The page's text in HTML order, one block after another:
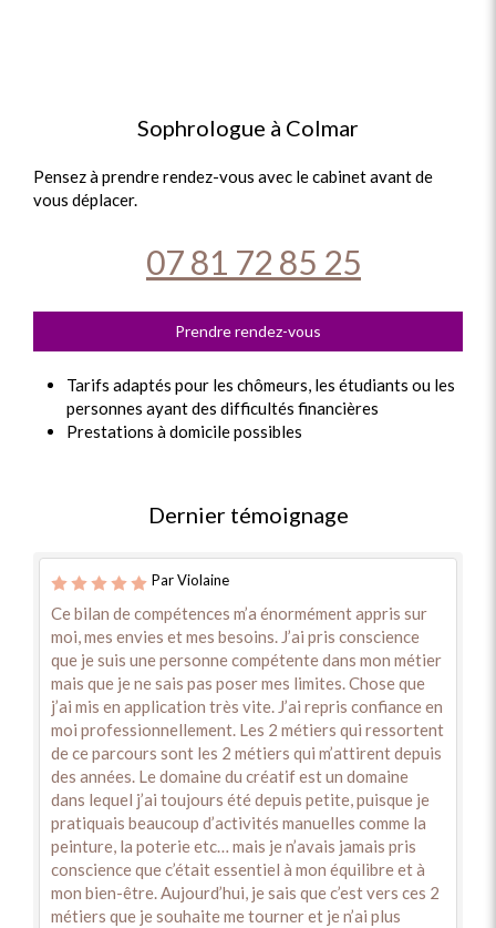
Sophrologue à Colmar
Pensez à prendre rendez-vous avec le cabinet avant de
vous déplacer.
07 81 72 85 25
Prendre rendez-vous
Tarifs adaptés pour les chômeurs, les étudiants ou les
personnes ayant des difficultés financières
Prestations à domicile possibles
Dernier témoignage
Par Violaine
Ce bilan de compétences m’a énormément appris sur
moi, mes envies et mes besoins. J’ai pris conscience
que je suis une personne compétente dans mon métier
mais que je ne sais pas poser mes limites. Chose que
j’ai mis en application très vite. J’ai repris confiance en
moi professionnellement. Les 2 métiers qui ressortent
de ce parcours sont les 2 métiers qui m’attirent depuis
des années. Le domaine du créatif est un domaine
dans lequel j’ai toujours été depuis petite, puisque je
pratiquais beaucoup d’activités manuelles comme la
peinture, la poterie etc… mais je n’avais jamais pris
conscience que c’était essentiel à mon équilibre et à
mon bien-être. Aujourd’hui, je sais que c’est vers ces 2
métiers que je souhaite me tourner et je n’ai plus